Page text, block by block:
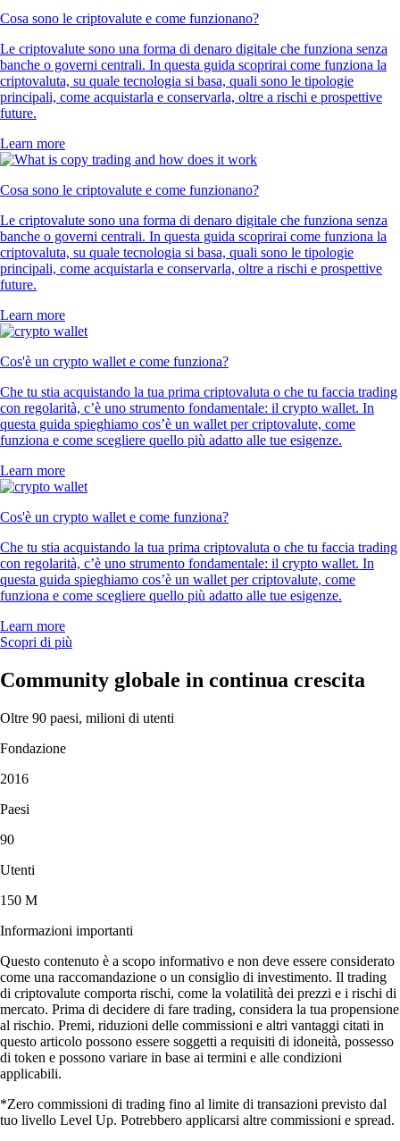
Cosa sono le criptovalute e come funzionano?
Le criptovalute sono una forma di denaro digitale che funziona senza
banche o governi centrali. In questa guida scoprirai come funziona la
criptovaluta, su quale tecnologia si basa, quali sono le tipologie
principali, come acquistarla e conservarla, oltre a rischi e prospettive
future.
Learn more
Cosa sono le criptovalute e come funzionano?
Le criptovalute sono una forma di denaro digitale che funziona senza
banche o governi centrali. In questa guida scoprirai come funziona la
criptovaluta, su quale tecnologia si basa, quali sono le tipologie
principali, come acquistarla e conservarla, oltre a rischi e prospettive
future.
Learn more
Cos'è un crypto wallet e come funziona?
Che tu stia acquistando la tua prima criptovaluta o che tu faccia trading
con regolarità, c’è uno strumento fondamentale: il crypto wallet. In
questa guida spieghiamo cos’è un wallet per criptovalute, come
funziona e come scegliere quello più adatto alle tue esigenze.
Learn more
Cos'è un crypto wallet e come funziona?
Che tu stia acquistando la tua prima criptovaluta o che tu faccia trading
con regolarità, c’è uno strumento fondamentale: il crypto wallet. In
questa guida spieghiamo cos’è un wallet per criptovalute, come
funziona e come scegliere quello più adatto alle tue esigenze.
Learn more
Scopri di più
Community globale in continua crescita
Oltre 90 paesi, milioni di utenti
Fondazione
2016
Paesi
90
Utenti
150 M
Informazioni importanti
Questo contenuto è a scopo informativo e non deve essere considerato
come una raccomandazione o un consiglio di investimento. Il trading
di criptovalute comporta rischi, come la volatilità dei prezzi e i rischi di
mercato. Prima di decidere di fare trading, considera la tua propensione
al rischio. Premi, riduzioni delle commissioni e altri vantaggi citati in
questo articolo possono essere soggetti a requisiti di idoneità, possesso
di token e possono variare in base ai termini e alle condizioni
applicabili.
*Zero commissioni di trading fino al limite di transazioni previsto dal
tuo livello Level Up. Potrebbero applicarsi altre commissioni e spread.